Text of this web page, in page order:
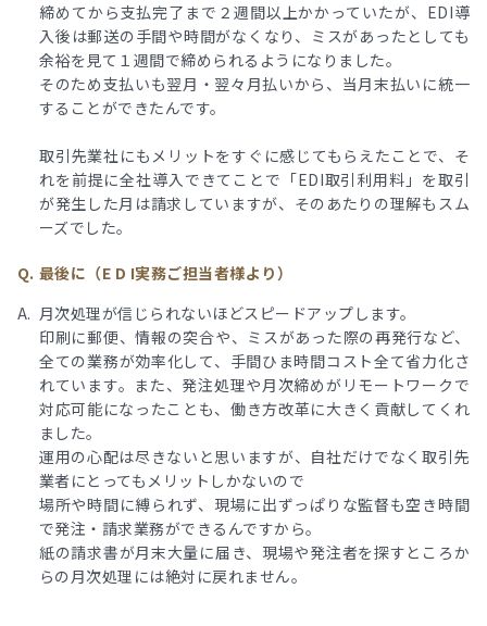
締めてから支払完了まで２週間以上かかっていたが、EDI導
入後は郵送の手間や時間がなくなり、ミスがあったとしても
余裕を見て１週間で締められるようになりました。
そのため支払いも翌月・翌々月払いから、当月末払いに統一
することができたんです。
取引先業社にもメリットをすぐに感じてもらえたことで、そ
れを前提に全社導入できてことで「EDI取引利用料」を取引
が発生した月は請求していますが、そのあたりの理解もスム
ーズでした。
最後に（E D I実務ご担当者様より）
月次処理が信じられないほどスピードアップします。
印刷に郵便、情報の突合や、ミスがあった際の再発行など、
全ての業務が効率化して、手間ひま時間コスト全て省力化さ
れています。また、発注処理や月次締めがリモートワークで
対応可能になったことも、働き方改革に大きく貢献してくれ
ました。
運用の心配は尽きないと思いますが、自社だけでなく取引先
業者にとってもメリットしかないので
場所や時間に縛られず、現場に出ずっぱりな監督も空き時間
で発注・請求業務ができるんですから。
紙の請求書が月末大量に届き、現場や発注者を探すところか
らの月次処理には絶対に戻れません。